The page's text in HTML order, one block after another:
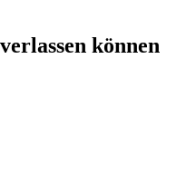
können